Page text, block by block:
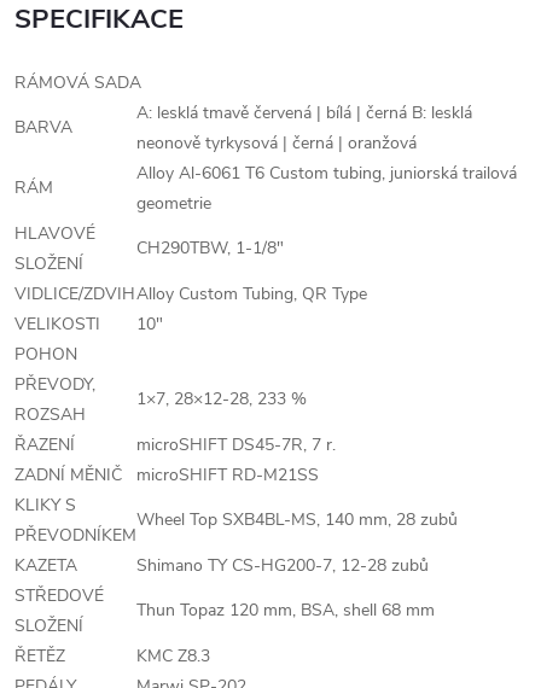
SPECIFIKACE
RÁMOVÁ SADA
BARVA
A: lesklá tmavě červená | bílá | černá B: lesklá
neonově tyrkysová | černá | oranžová
RÁM
Alloy Al-6061 T6 Custom tubing, juniorská trailová
geometrie
HLAVOVÉ
SLOŽENÍ
CH290TBW, 1-1/8"
VIDLICE/ZDVIHAlloy Custom Tubing, QR Type
VELIKOSTI
10"
POHON
PŘEVODY,
ROZSAH
1×7, 28×12-28, 233 %
ŘAZENÍ
microSHIFT DS45-7R, 7 r.
ZADNÍ MĚNIČ
microSHIFT RD-M21SS
KLIKY S
PŘEVODNÍKEM
Wheel Top SXB4BL-MS, 140 mm, 28 zubů
KAZETA
Shimano TY CS-HG200-7, 12-28 zubů
STŘEDOVÉ
SLOŽENÍ
Thun Topaz 120 mm, BSA, shell 68 mm
ŘETĚZ
KMC Z8.3